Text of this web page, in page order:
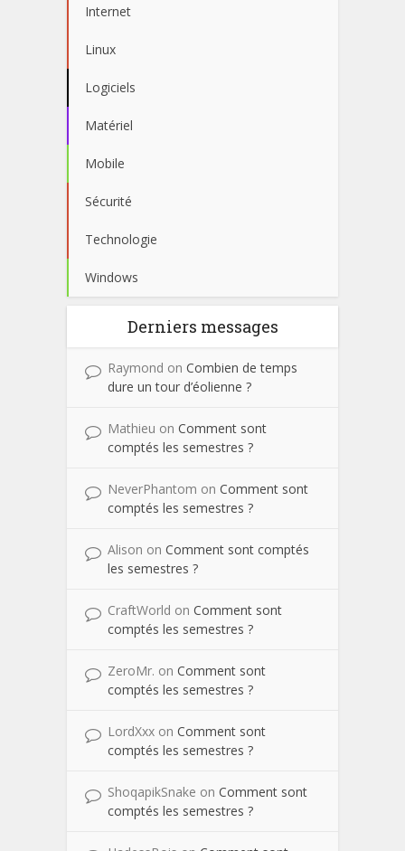
Internet
Linux
Logiciels
Matériel
Mobile
Sécurité
Technologie
Windows
Derniers messages
Raymond on Combien de temps
dure un tour d’éolienne ?
Mathieu on Comment sont
comptés les semestres ?
NeverPhantom on Comment sont
comptés les semestres ?
Alison on Comment sont comptés
les semestres ?
CraftWorld on Comment sont
comptés les semestres ?
ZeroMr. on Comment sont
comptés les semestres ?
LordXxx on Comment sont
comptés les semestres ?
ShoqapikSnake on Comment sont
comptés les semestres ?